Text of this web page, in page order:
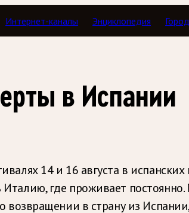
Интернет-каналы Энциклопедия
в Испании
14 и 16 августа в испанских
где проживает постоянно.
возвращении в страну из